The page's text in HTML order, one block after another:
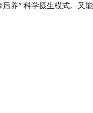
养” 科学摄生模式。又